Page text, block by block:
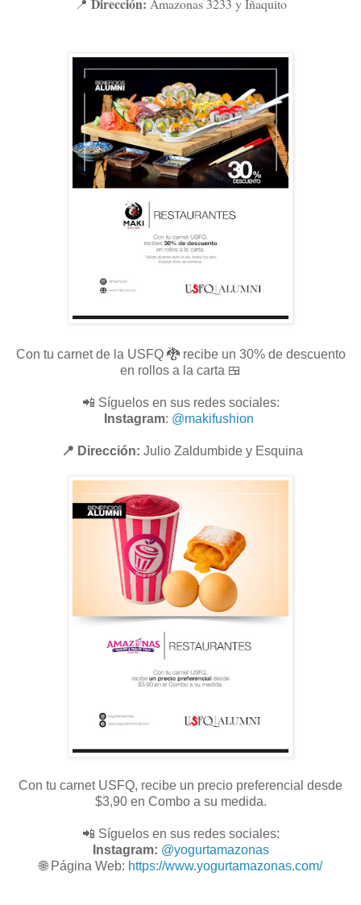
📍 Dirección: Amazonas 3233 y Iñaquito
Con tu carnet de la USFQ 🐉 recibe un 30% de descuento
en rollos a la carta 🍱
📲 Síguelos en sus redes sociales:
Instagram: @makifushion
📍 Dirección: Julio Zaldumbide y Esquina
Con tu carnet USFQ, recibe un precio preferencial desde
$3,90 en Combo a su medida.
📲 Síguelos en sus redes sociales:
Instagram: @yogurtamazonas
🌐 Página Web: https://www.yogurtamazonas.com/